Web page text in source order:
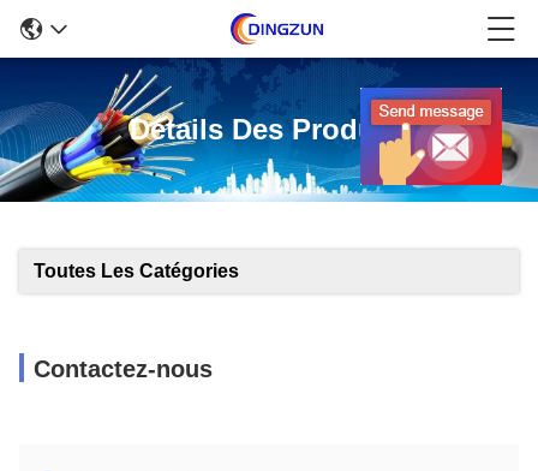
Détails Des Produits
Toutes Les Catégories
Contactez-nous